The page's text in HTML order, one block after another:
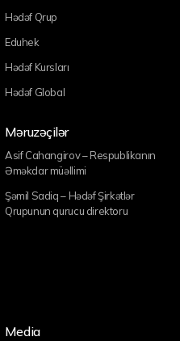
Hədəf Qrup
Eduhek
Hədəf Kursları
Hədəf Global
Məruzəçilər
Asif Cahangirov – Respublikanın
Əməkdar müəllimi
Şəmil Sadiq – Hədəf Şirkətlər
Qrupunun qurucu direktoru
Media